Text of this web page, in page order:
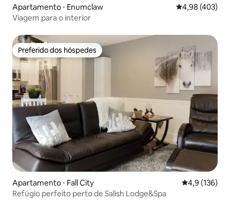
Apartamento ⋅ Enumclaw 4,98 de uma
4,98 (403)
Viagem para o interior
Preferido dos hóspedes
Preferido dos hóspedes
Apartamento ⋅ Fall City 4,9 de uma
4,9 (136)
Refúgio perfeito perto de Salish Lodge&Spa